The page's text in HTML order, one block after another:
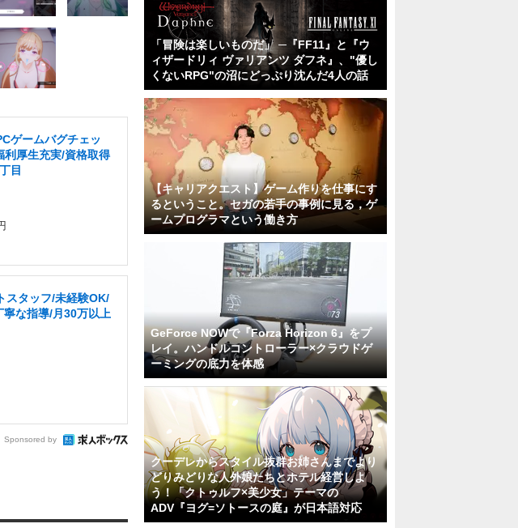
ゲームバグチェッ
利厚生充実/資格取得
目
スタッフ/未経験OK/
寧な指導/月30万以上
Sponsored by
「冒険は楽しいものだ」 ─『FF11』と『ウ
ィザードリィ ヴァリアンツ ダフネ』、"優し
くないRPG"の沼にどっぷり沈んだ4人の話
【キャリアクエスト】ゲーム作りを仕事にす
るということ。セガの若手の事例に見る，ゲ
ームプログラマという働き方
GeForce NOWで『Forza Horizon 6』をプ
レイ。ハンドルコントローラー×クラウドゲ
ーミングの底力を体感
クーデレからスタイル抜群お姉さんまでより
どりみどりな人外娘たちとホテル経営しよ
う！「クトゥルフ×美少女」テーマの
ADV『ヨグ=ソトースの庭』が日本語対応